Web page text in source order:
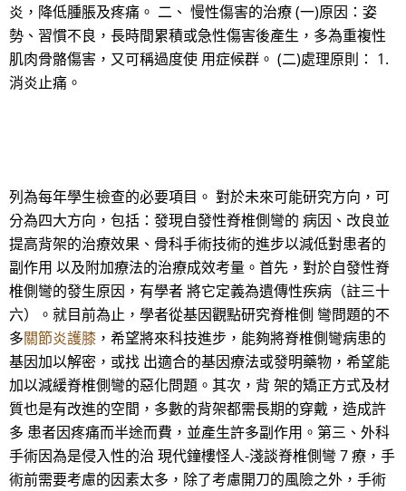
炎，降低腫脹及疼痛。 二、 慢性傷害的治療 (一)原因：姿
勢、習慣不良，長時間累積或急性傷害後產生，多為重複性
肌肉骨骼傷害，又可稱過度使 用症候群。 (二)處理原則： 1.
消炎止痛。
列為每年學生檢查的必要項目。 對於未來可能研究方向，可
分為四大方向，包括：發現自發性脊椎側彎的 病因、改良並
提高背架的治療效果、骨科手術技術的進步以減低對患者的
副作用 以及附加療法的治療成效考量。首先，對於自發性脊
椎側彎的發生原因，有學者 將它定義為遺傳性疾病（註三十
六）。就目前為止，學者從基因觀點研究脊椎側 彎問題的不
多關節炎護膝 ，希望將來科技進步，能夠將脊椎側彎病患的
基因加以解密，或找 出適合的基因療法或發明藥物，希望能
加以減緩脊椎側彎的惡化問題。其次，背 架的矯正方式及材
質也是有改進的空間，多數的背架都需長期的穿戴，造成許
多 患者因疼痛而半途而費，並產生許多副作用。第三、外科
手術因為是侵入性的治 現代鐘樓怪人-淺談脊椎側彎 7 療，手
術前需要考慮的因素太多，除了考慮開刀的風險之外，手術